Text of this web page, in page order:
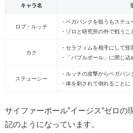
キャラ名
ロブ・ルッチ
・ベガパンクを狙うもステュ
・ゾロと研究所の外で戦うこ
カク
・セラフィムを相手にして怪
・「バブルボール」に閉じ込
ステューシー
・ルッチの攻撃からベガパン
・体を刺されて倒れることに
サイファーポール”イージス”ゼロの
記のようになっています。